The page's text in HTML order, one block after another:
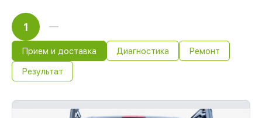
1
Прием и доставка Диагностика Ремонт
Результат